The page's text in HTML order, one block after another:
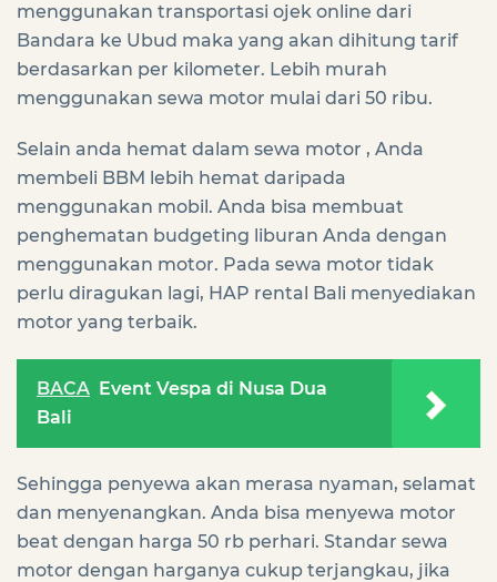
menggunakan transportasi ojek online dari
Bandara ke Ubud maka yang akan dihitung tarif
berdasarkan per kilometer. Lebih murah
menggunakan sewa motor mulai dari 50 ribu.
Selain anda hemat dalam sewa motor , Anda
membeli BBM lebih hemat daripada
menggunakan mobil. Anda bisa membuat
penghematan budgeting liburan Anda dengan
menggunakan motor. Pada sewa motor tidak
perlu diragukan lagi, HAP rental Bali menyediakan
motor yang terbaik.
BACA Event Vespa di Nusa Dua
Bali
Sehingga penyewa akan merasa nyaman, selamat
dan menyenangkan. Anda bisa menyewa motor
beat dengan harga 50 rb perhari. Standar sewa
motor dengan harganya cukup terjangkau, jika